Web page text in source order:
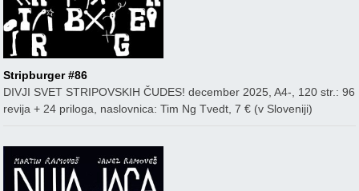
Stripburger #86
DIVJI SVET STRIPOVSKIH ČUDES! december 2025, A4-, 120 str.: 96
revija + 24 priloga, naslovnica: Tim Ng Tvedt, 7 € (v Sloveniji)